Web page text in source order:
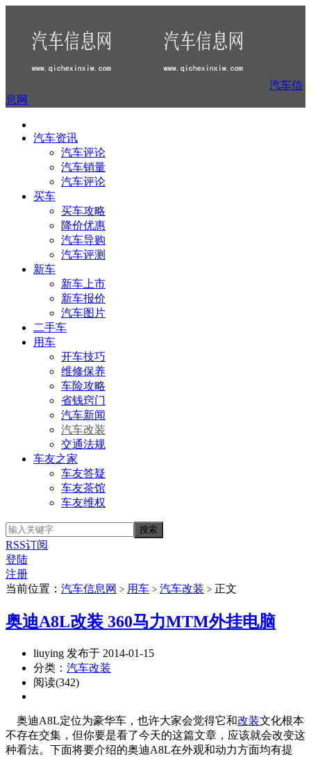
汽车信
息网
汽车资讯
汽车评论
汽车销量
汽车评论
买车
买车攻略
降价优惠
汽车导购
汽车评测
新车
新车上市
新车报价
汽车图片
二手车
用车
开车技巧
维修保养
车险攻略
省钱窍门
汽车新闻
汽车改装
交通法规
车友之家
车友答疑
车友茶馆
车友维权
RSS订阅
登陆
注册
当前位置： 汽车信息网 > 用车 > 汽车改装 > 正文
奥迪A8L改装 360马力MTM外挂电脑
liuying 发布于 2014-01-15
分类： 汽车改装
阅读(342)
奥迪A8L定位为豪华车，也许大家会觉得它和改装文化根本
不存在交集，但你要是看了今天的这篇文章，应该就会改变这
种看法。下面将要介绍的奥迪A8L在外观和动力方面均有提